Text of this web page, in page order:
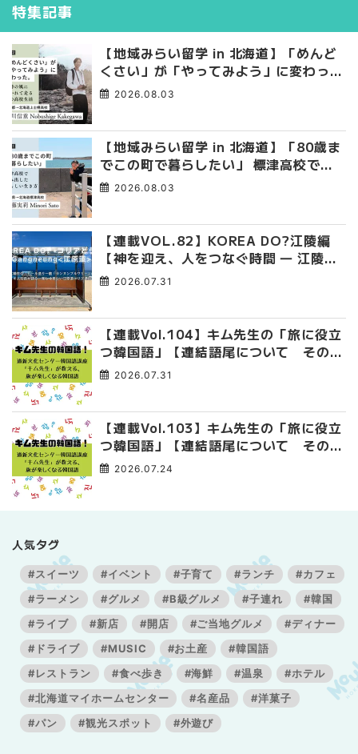
特集記事
【地域みらい留学 in 北海道】「めんど
くさい」が「やってみよう」に変わっ
た。 十勝の風に吹かれて走る、僕の泥
2026.08.03
【地域みらい留学 in 北海道】「80歳ま
でこの町で暮らしたい」 標津高校で踏
み出した、私らしい生き方
2026.08.03
【連載VOL.82】KOREA DO?江陵編
【神を迎え、人をつなぐ時間 ― 江陵端
午祭 】
2026.07.31
【連載Vol.104】キム先生の「旅に役立
つ韓国語」【連結語尾について その
4】2026.07.31
【連載Vol.103】キム先生の「旅に役立
つ韓国語」【連結語尾について その
3】2026.07.24
人気タグ
#スイーツ #イベント #子育て #ランチ
#カフェ
#ラーメン
#グルメ #B級グルメ #子連れ
#韓国
#ライブ
#新店 #開店 #ご当地グルメ
#ディナー
#ドライブ
#MUSIC #お土産
#韓国語
#レストラン
#食べ歩き #海鮮 #温泉
#ホテル
#北海道マイホームセンター
#名産品
#洋菓子
#パン
#観光スポット #外遊び